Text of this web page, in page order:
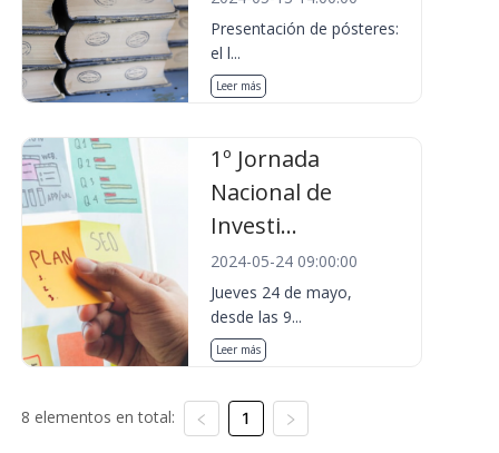
Presentación de pósteres:
el l...
Leer más
1º Jornada
Nacional de
Investi...
2024-05-24 09:00:00
Jueves 24 de mayo,
desde las 9...
Leer más
8 elementos en total: 1